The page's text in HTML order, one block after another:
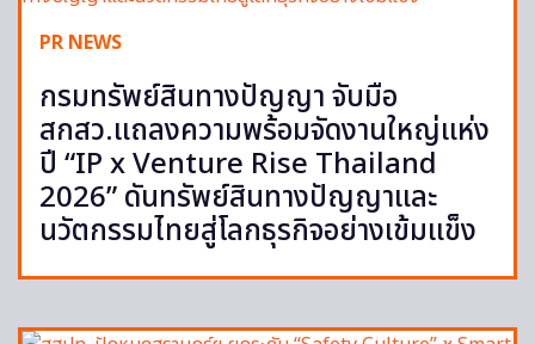
PR NEWS
กรมทรัพย์สินทางปัญญา จับมือ
สกสว.แถลงความพร้อมจัดงานใหญ่แห่ง
ปี “IP x Venture Rise Thailand
2026” ดันทรัพย์สินทางปัญญาและ
นวัตกรรมไทยสู่โลกธุรกิจอย่างเข้มแข็ง